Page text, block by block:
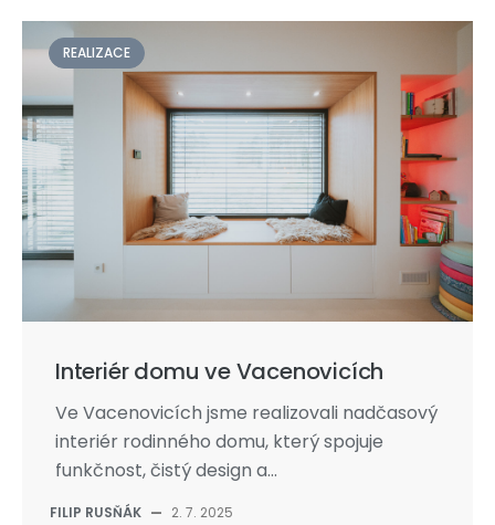
REALIZACE
Interiér domu ve Vacenovicích
Ve Vacenovicích jsme realizovali nadčasový
interiér rodinného domu, který spojuje
funkčnost, čistý design a...
FILIP RUSŇÁK — 2. 7. 2025